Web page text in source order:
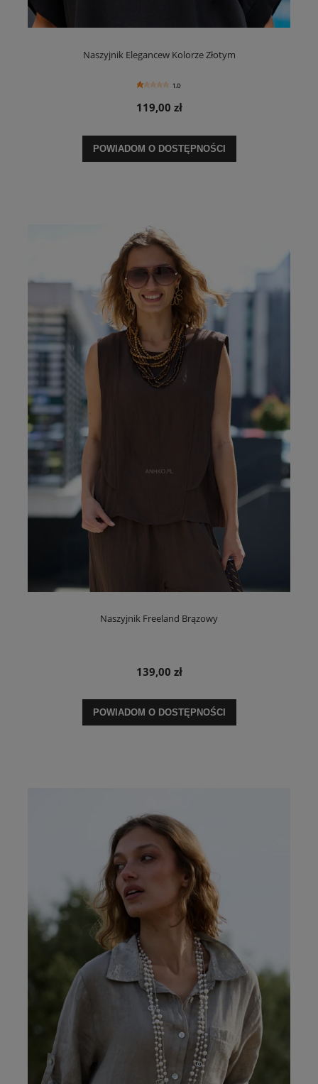
Naszyjnik Elegancew Kolorze Złotym
1.0
119,00 zł
POWIADOM O DOSTĘPNOŚCI
Naszyjnik Freeland Brązowy
139,00 zł
POWIADOM O DOSTĘPNOŚCI